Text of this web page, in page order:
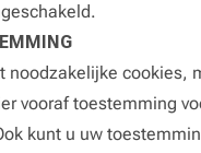
noodzakelijke cookies,
vooraf toestemming
kunt u uw